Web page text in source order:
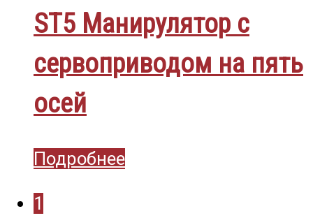
ST5 Манирулятор с
сервоприводом на пять
осей
Подробнее
1